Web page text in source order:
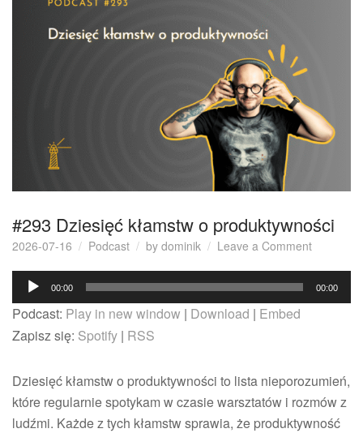
#293 Dziesięć kłamstw o produktywności
2026-07-16 Podcast by dominik Leave a Commenton
kłamstw
Odtwarzacz
plików
dźwiękowych
00:00 00:00
Podcast: Play in new window | Download | Embed
Zapisz się: Spotify | RSS
Dziesięć kłamstw o produktywności to lista nieporozumień,
które regularnie spotykam w czasie warsztatów i rozmów z
ludźmi. Każde z tych kłamstw sprawia, że produktywność